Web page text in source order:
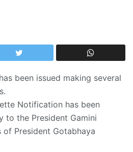
been issued making several
Notification has been
to the President Gamini
of President Gotabhaya